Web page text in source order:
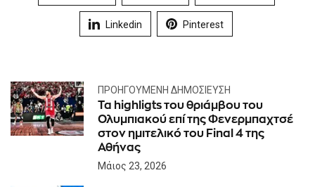
Linkedin Pinterest
ΠΡΟΗΓΟΎΜΕΝΗ ΔΗΜΟΣΊΕΥΣΗ
Τα highligts του θριάμβου του
Ολυμπιακού επί της Φενερμπαχτσέ
στον ημιτελικό του Final 4 της
Αθήνας
Μάιος 23, 2026